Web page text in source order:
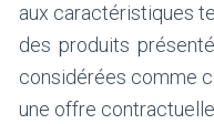
aux caractéristiques
des produits
considérées comme
une offre